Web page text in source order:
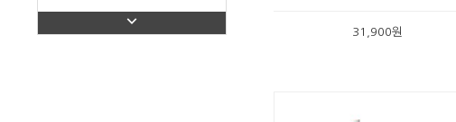
탄산수/음료/유제품/과자
31,900원